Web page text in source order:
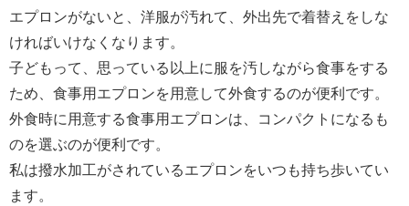
エプロンがないと、洋服が汚れて、外出先で着替えをしな
ければいけなくなります。
子どもって、思っている以上に服を汚しながら食事をする
ため、食事用エプロンを用意して外食するのが便利です。
外食時に用意する食事用エプロンは、コンパクトになるも
のを選ぶのが便利です。
私は撥水加工がされているエプロンをいつも持ち歩いてい
ます。